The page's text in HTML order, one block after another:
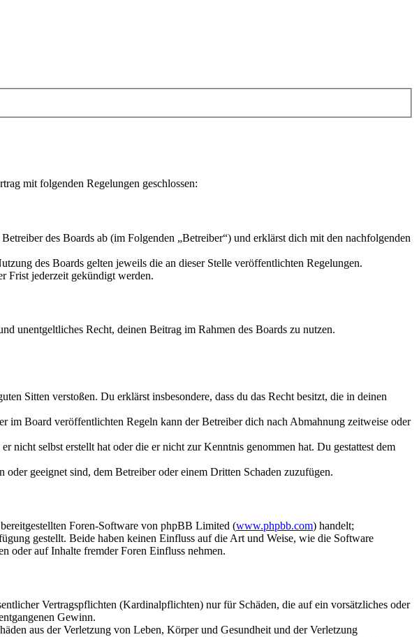
mit folgenden Regelungen geschlossen:
des Boards ab (im Folgenden „Betreiber“) und erklärst dich mit den nachfolgenden
des Boards gelten jeweils die an dieser Stelle veröffentlichten Regelungen.
Frist jederzeit gekündigt werden.
unentgeltliches Recht, deinen Beitrag im Rahmen des Boards zu nutzen.
Sitten verstoßen. Du erklärst insbesondere, dass du das Recht besitzt, die in deinen
im Board veröffentlichten Regeln kann der Betreiber dich nach Abmahnung zeitweise oder
selbst erstellt hat oder die er nicht zur Kenntnis genommen hat. Du gestattest dem
geeignet sind, dem Betreiber oder einem Dritten Schaden zuzufügen.
Foren-Software von phpBB Limited (www.phpbb.com) handelt;
gestellt. Beide haben keinen Einfluss auf die Art und Weise, wie die Software
oder auf Inhalte fremder Foren Einfluss nehmen.
Vertragspflichten (Kardinalpflichten) nur für Schäden, die auf ein vorsätzliches oder
Gewinn.
aus der Verletzung von Leben, Körper und Gesundheit und der Verletzung